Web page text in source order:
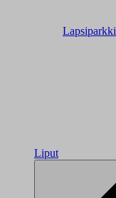
Lapsiparkki
Liput